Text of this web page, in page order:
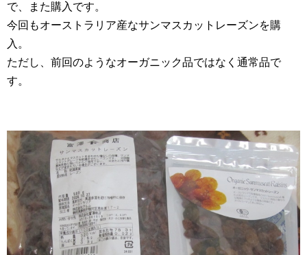
で、また購入です。
今回もオーストラリア産なサンマスカットレーズンを購
入。
ただし、前回のようなオーガニック品ではなく通常品で
す。